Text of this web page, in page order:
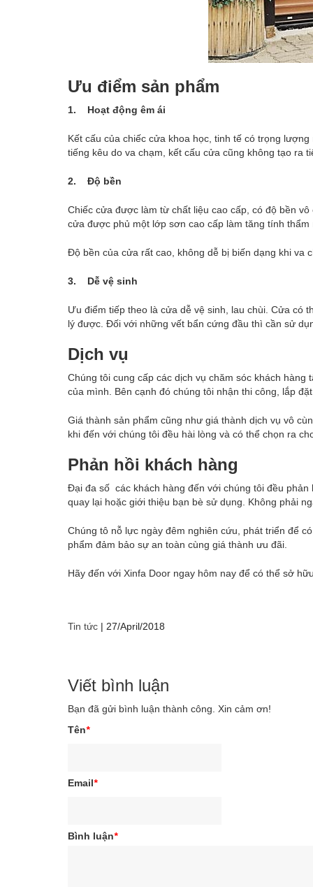
Ưu điểm sản phẩm
1. Hoạt động êm ái
Kết cấu của chiếc cửa khoa học, tinh tế có trọng
tiếng kêu do va chạm, kết cấu cửa cũng không tạo ra
2. Độ bền
Chiếc cửa được làm từ chất liệu cao cấp, có độ bền
cửa được phủ một lớp sơn cao cấp làm tăng tính
Độ bền của cửa rất cao, không dễ bị biến dạng khi va
3. Dễ vệ sinh
Ưu điểm tiếp theo là cửa dễ vệ sinh, lau chùi. Cửa có
lý được. Đối với những vết bẩn cứng đầu thì cần sử
Dịch vụ
Chúng tôi cung cấp các dịch vụ chăm sóc khách
của mình. Bên cạnh đó chúng tôi nhận thi công, lắp
Giá thành sản phẩm cũng như giá thành dịch vụ vô
khi đến với chúng tôi đều hài lòng và có thể chọn ra
Phản hồi khách hàng
Đại đa số các khách hàng đến với chúng tôi đều
quay lại hoặc giới thiệu bạn bè sử dụng. Không phải
Chúng tô nỗ lực ngày đêm nghiên cứu, phát triển để
phẩm đảm bảo sự an toàn cùng giá thành ưu đãi.
Hãy đến với Xinfa Door ngay hôm nay để có thể sở
Tin tức | 27/April/2018
Viết bình luận
Bạn đã gửi bình luận thành công. Xin cảm ơn!
Tên*
Email*
Bình luận*